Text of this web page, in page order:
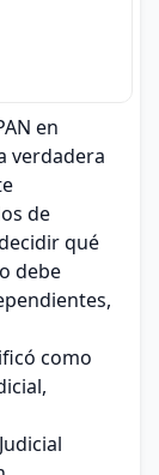
en
verdadera
de
qué
debe
como